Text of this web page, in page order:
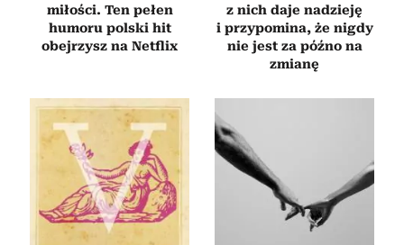
miłości. Ten pełen
humoru polski hit
obejrzysz na Netflix
z nich daje nadzieję
i przypomina, że nigdy
nie jest za późno na
zmianę